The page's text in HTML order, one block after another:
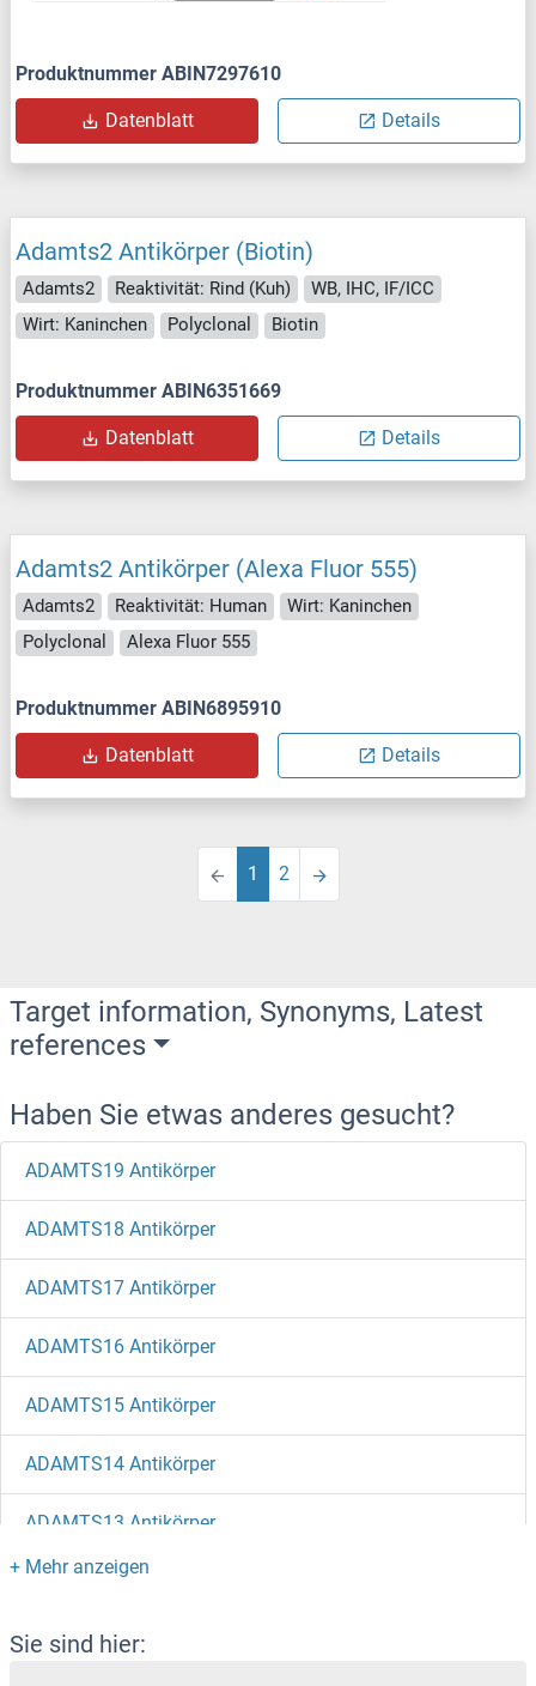
Produktnummer ABIN7297610
Datenblatt Details
Adamts2 Antikörper (Biotin)
Adamts2 Reaktivität: Rind (Kuh)
WB, IHC, IF/ICC
Wirt: Kaninchen
Polyclonal Biotin
Produktnummer ABIN6351669
Datenblatt Details
Adamts2 Antikörper (Alexa Fluor 555)
Adamts2 Reaktivität: Human
Wirt: Kaninchen
Polyclonal
Alexa Fluor 555
Produktnummer ABIN6895910
Datenblatt Details
1 2
Target information, Synonyms, Latest
references
Haben Sie etwas anderes gesucht?
ADAMTS19 Antikörper
ADAMTS18 Antikörper
ADAMTS17 Antikörper
ADAMTS16 Antikörper
ADAMTS15 Antikörper
ADAMTS14 Antikörper
ADAMTS13 Antikörper
ADAMTS12 Antikörper
ADAMTS10 Antikörper
Sie sind hier: